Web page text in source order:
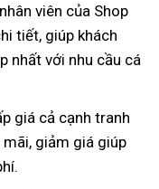
viên của Shop
tiết, giúp khách
nhất với nhu cầu cá
giá cả cạnh tranh
giảm giá giúp